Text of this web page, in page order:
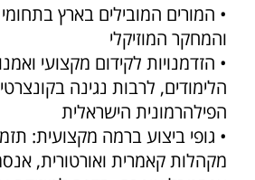
• המורים המובילים בארץ
והמחקר המוזיקלי
• הזדמנויות לקידום מקצועי
הלימודים, לרבות נגינה
הפילהרמונית הישראלית
• גופי ביצוע ברמה מקצועית:
מקהלות קאמרית ואורטורית,